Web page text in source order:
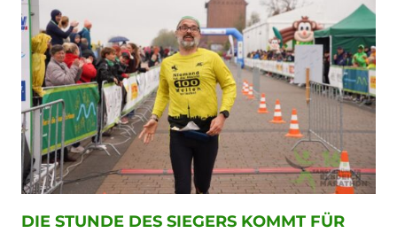
DIE STUNDE DES SIEGERS KOMMT FÜR